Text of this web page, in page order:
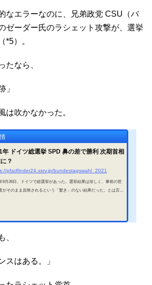
なエラーなのに、兄弟政党 CSU（バ
ゼーダー氏のラシェット攻撃が、選挙
*5）。
たなら、
」
は吹かなかった。
年 ドイツ総選挙 SPD 鼻の差で勝利 次期首相
？
pfadfinder24.xsrv.jp/bundestagswahl_2021
9月26日、ドイツで総選挙があった。選挙結果は珍しく、事前の世
がそのまま反映されるという「驚き」のない結果だった。とは言
まずは勝者から始めよう。2021年のドイツの総選挙（*
「鼻の差」で勝利した...
、
スはある。」